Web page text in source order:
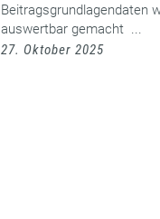
Beitragsgrundlagendaten
auswertbar gemacht ...
27. Oktober 2025